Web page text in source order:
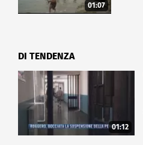
01:07
DI TENDENZA
01:12